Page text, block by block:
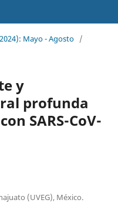
Mayo - Agosto /
y
profunda
SARS-CoV-
(UVEG), México.